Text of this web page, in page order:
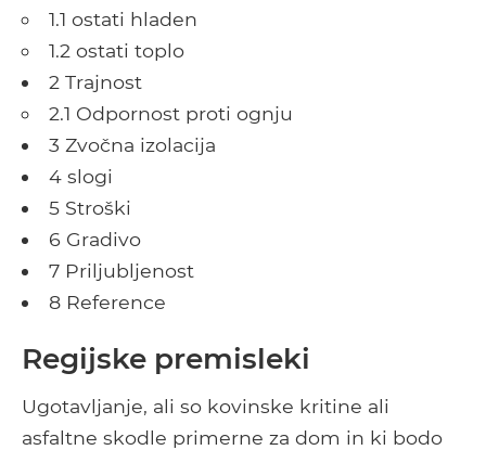
1.1 ostati hladen
1.2 ostati toplo
2 Trajnost
2.1 Odpornost proti ognju
3 Zvočna izolacija
4 slogi
5 Stroški
6 Gradivo
7 Priljubljenost
8 Reference
Regijske premisleki
Ugotavljanje, ali so kovinske kritine ali
asfaltne skodle primerne za dom in ki bodo